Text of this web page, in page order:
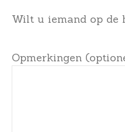
Wilt u iemand op de
Opmerkingen